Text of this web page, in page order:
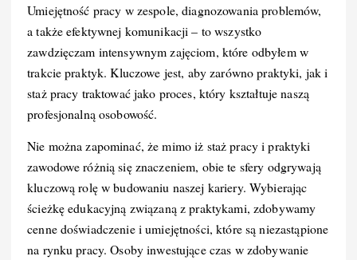
Umiejętność pracy w zespole, diagnozowania problemów,
a także efektywnej komunikacji – to wszystko
zawdzięczam intensywnym zajęciom, które odbyłem w
trakcie praktyk. Kluczowe jest, aby zarówno praktyki, jak i
staż pracy traktować jako proces, który kształtuje naszą
profesjonalną osobowość.
Nie można zapominać, że mimo iż staż pracy i praktyki
zawodowe różnią się znaczeniem, obie te sfery odgrywają
kluczową rolę w budowaniu naszej kariery. Wybierając
ścieżkę edukacyjną związaną z praktykami, zdobywamy
cenne doświadczenie i umiejętności, które są niezastąpione
na rynku pracy. Osoby inwestujące czas w zdobywanie